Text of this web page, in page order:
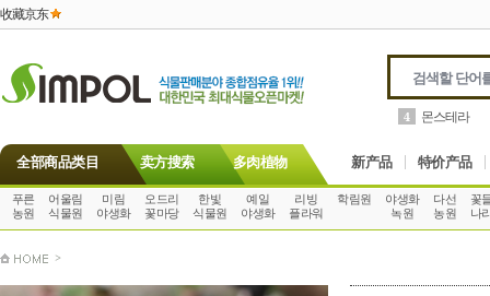
收藏京东
5 동백
全部商品类目 卖方搜索 多肉植物 新产品 特价产品
푸른
농원
어울림
식물원
미림
야생화
오드리
꽃마당
한빛
식물원
예일
야생화
리빙
플라워
학림원
야생화
녹원
다선
농원
꽃
나
>